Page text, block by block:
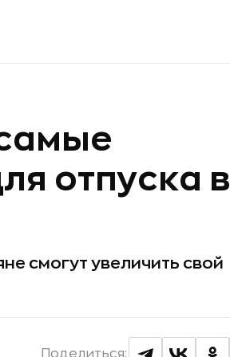
отпуска в
смогут увеличить свой
Поделиться: